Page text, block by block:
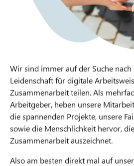
Wir sind immer auf der Suche nach
Leidenschaft für digitale
Zusammenarbeit teilen. Als
Arbeitgeber, heben unsere
die spannenden Projekte, unsere
sowie die Menschlichkeit hervor,
Zusammenarbeit auszeichnet.
Also am besten direkt mal auf